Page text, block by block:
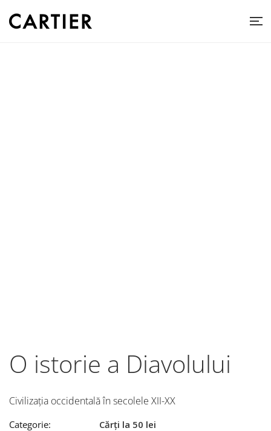
O istorie a Diavolului
Civilizaţia occidentală în secolele XII-XX
Categorie: Cărți la 50 lei